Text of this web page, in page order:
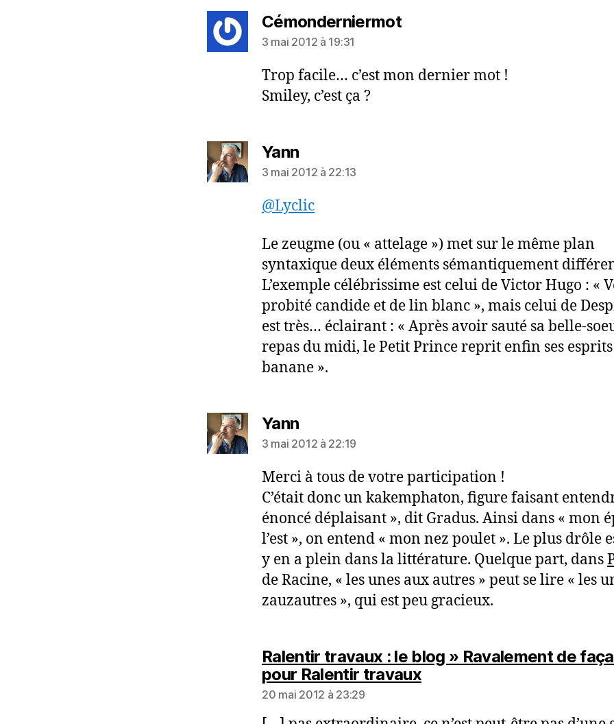
Cémonderniermotdit :
3 mai 2012 à 19:31
Trop facile… c’est mon dernier mot !
Smiley, c’est ça ?
Yanndit :
3 mai 2012 à 22:13
@Lyclic
Le zeugme (ou « attelage ») met sur le même plan
syntaxique deux éléments sémantiquement
L’exemple célébrissime est celui de Victor Hugo : «
probité candide et de lin blanc », mais celui de
est très… éclairant : « Après avoir sauté sa belle-
repas du midi, le Petit Prince reprit enfin ses
banane ».
Yanndit :
3 mai 2012 à 22:19
Merci à tous de votre participation !
C’était donc un kakemphaton, figure faisant
énoncé déplaisant », dit Gradus. Ainsi dans « mon
l’est », on entend « mon nez poulet ». Le plus drôle
y en a plein dans la littérature. Quelque part, dans
de Racine, « les unes aux autres » peut se lire « les
zauzautres », qui est peu gracieux.
Ralentir travaux : le blog » Ravalement de
pour Ralentir travauxdit :
20 mai 2012 à 23:29